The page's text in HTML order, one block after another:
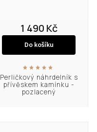
Perličkový náhrdelník s
přívěskem kamínku -
pozlacený
1 490 Kč
Do košíku